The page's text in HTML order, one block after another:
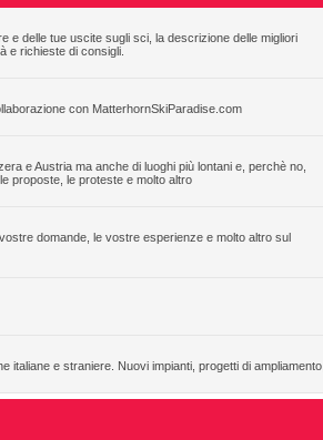
e delle tue uscite sugli sci, la descrizione delle migliori
e richieste di consigli.
con MatterhornSkiParadise.com
e Austria ma anche di luoghi più lontani e, perchè no,
proposte, le proteste e molto altro
domande, le vostre esperienze e molto altro sul
italiane e straniere. Nuovi impianti, progetti di ampliamento,